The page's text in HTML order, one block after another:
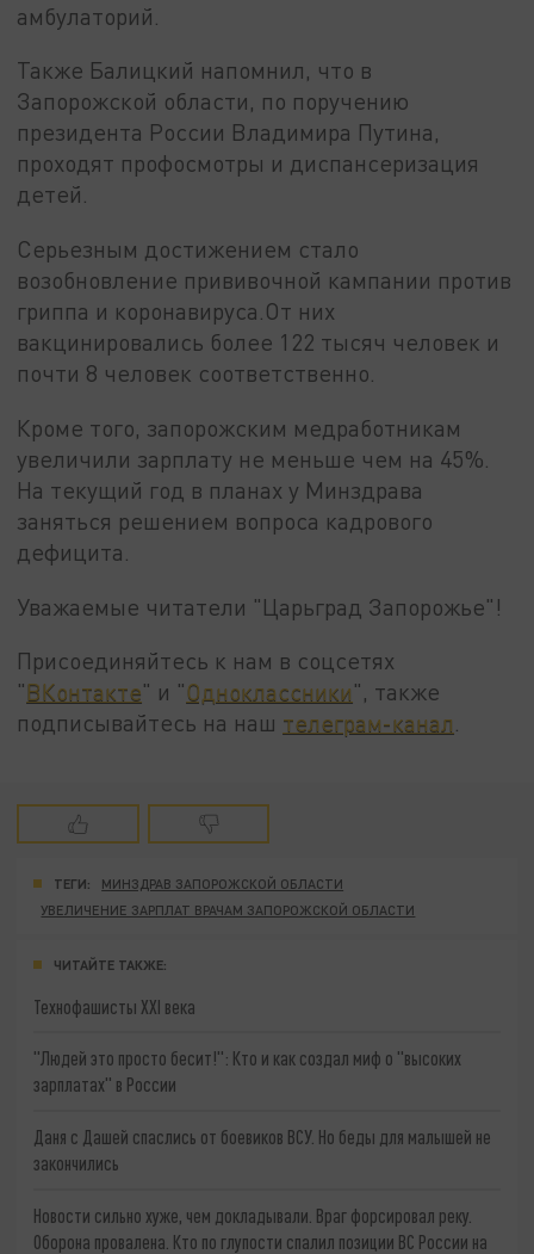
амбулаторий.
Также Балицкий напомнил, что в
Запорожской области, по поручению
президента России Владимира Путина,
проходят профосмотры и диспансеризация
детей.
Серьезным достижением стало
возобновление прививочной кампании против
гриппа и коронавируса.От них
вакцинировались более 122 тысяч человек и
почти 8 человек соответственно.
Кроме того, запорожским медработникам
увеличили зарплату не меньше чем на 45%.
На текущий год в планах у Минздрава
заняться решением вопроса кадрового
дефицита.
Уважаемые читатели "Царьград Запорожье"!
Присоединяйтесь к нам в соцсетях
"ВКонтакте" и "Одноклассники", также
подписывайтесь на наш телеграм-канал
ТЕГИ:
МИНЗДРАВ ЗАПОРОЖСКОЙ ОБЛАСТИ
УВЕЛИЧЕНИЕ ЗАРПЛАТ ВРАЧАМ ЗАПОРОЖСКОЙ ОБЛАСТИ
ЧИТАЙТЕ ТАКЖЕ:
Технофашисты XXI века
"Людей это просто бесит!": Кто и как создал миф о "высоких
зарплатах" в России
Даня с Дашей спаслись от боевиков ВСУ. Но беды для малышей не
закончились
Новости сильно хуже, чем докладывали. Враг форсировал реку.
Оборона провалена. Кто по глупости спалил позиции ВС России на